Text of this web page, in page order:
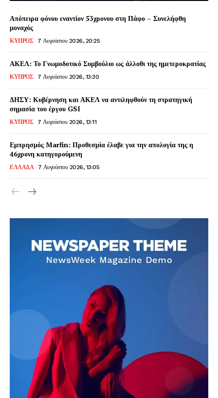
Απόπειρα φόνου εναντίον 53χρονου στη Πάφο – Συνελήφθη
μοναχός
ΚΥΠΡΟΣ 7 Αυγούστου 2026, 20:25
ΑΚΕΛ: Το Γνωμοδοτικό Συμβούλιο ως άλλοθι της ημετεροκρατίας
ΚΥΠΡΟΣ 7 Αυγούστου 2026, 13:30
ΔΗΣΥ: Κυβέρνηση και ΑΚΕΛ να αντιληφθούν τη στρατηγική
σημασία του έργου GSI
ΚΥΠΡΟΣ 7 Αυγούστου 2026, 13:11
Εμπρησμός Marfin: Προθεσμία έλαβε για την απολογία της η
46χρονη κατηγορούμενη
ΕΛΛΑΔΑ 7 Αυγούστου 2026, 13:05